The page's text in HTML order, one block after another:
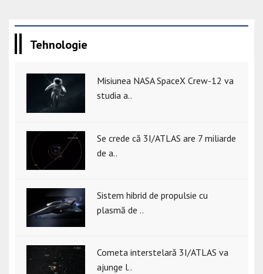
Tehnologie
Misiunea NASA SpaceX Crew-12 va
studia a..
Se crede că 3I/ATLAS are 7 miliarde
de a..
Sistem hibrid de propulsie cu
plasmă de ..
Cometa interstelară 3I/ATLAS va
ajunge l..